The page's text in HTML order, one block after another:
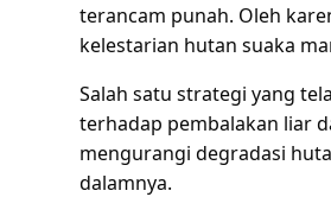
terancam punah. Oleh
kelestarian hutan suaka
Salah satu strategi yang
terhadap pembalakan liar
mengurangi degradasi
dalamnya.